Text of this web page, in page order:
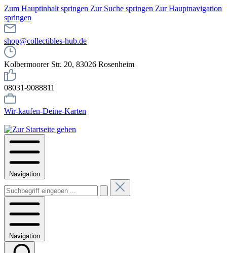
Zum Hauptinhalt springen Zur Suche springen Zur Hauptnavigation
springen
shop@collectibles-hub.de
Kolbermoorer Str. 20, 83026 Rosenheim
08031-9088811
Wir-kaufen-Deine-Karten
Navigation
Navigation